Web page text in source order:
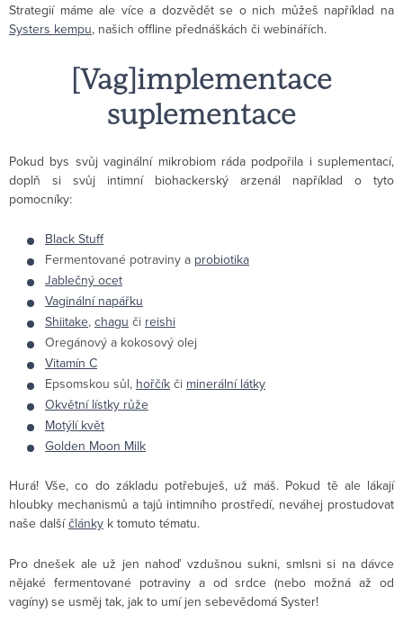
Strategií máme ale více a dozvědět se o nich můžeš například na
Systers kempu, našich offline přednáškách či webinářích.
[Vag]implementace
suplementace
Pokud bys svůj vaginální mikrobiom ráda podpořila i suplementací,
doplň si svůj intimní biohackerský arzenál například o tyto
pomocníky:
Black Stuff
Fermentované potraviny a probiotika
Jablečný ocet
Vaginální napářku
Shiitake, chagu či reishi
Oregánový a kokosový olej
Vitamín C
Epsomskou sůl, hořčík či minerální látky
Okvětní lístky růže
Motýlí květ
Golden Moon Milk
Hurá! Vše, co do základu potřebuješ, už máš. Pokud tě ale lákají
hloubky mechanismů a tajů intimního prostředí, neváhej prostudovat
naše dalšíčlánky k tomuto tématu.
Pro dnešek ale už jen nahoď vzdušnou sukni, smlsni si na dávce
nějaké fermentované potraviny a od srdce (nebo možná až od
vagíny) se usměj tak, jak to umí jen sebevědomá Syster!